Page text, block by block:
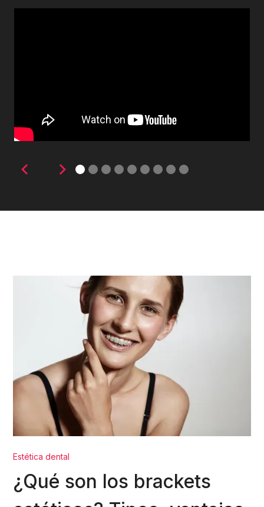
Estética dental
¿Qué son los brackets